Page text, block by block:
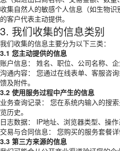
收集自然人的敏感个人信息（如生物
的客户代表主动提供。
3. 我们收集的信息类别
我们收集的信息主要分为以下三类：
3.1 您主动提供的信息
账户信息： 姓名、职位、公司名称、
沟通内容： 您通过在线表单、客服咨
馈及附件。
3.2 使用服务过程中产生的信息
业务查询记录： 您在系统内输入的搜
览历史。
日志数据： IP地址、浏览器类型、操
交易与合同信息： 您购买的服务套餐
3.3 第三方来源的信息